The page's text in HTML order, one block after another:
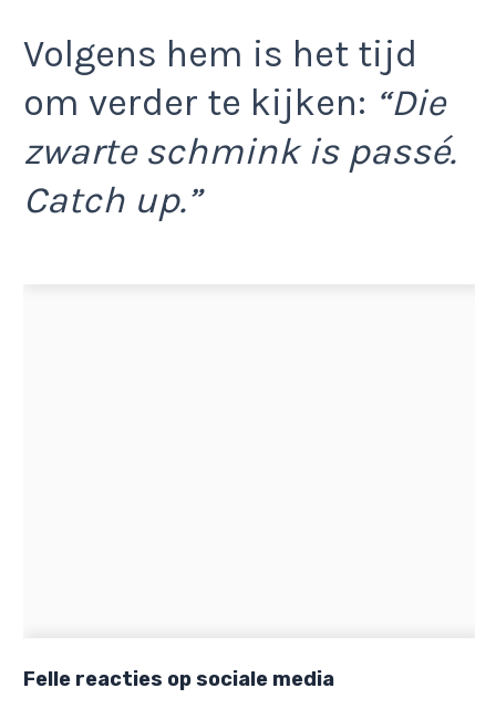
Volgens hem is het tijd
om verder te kijken: “Die
zwarte schmink is passé.
Catch up.”
Felle reacties op sociale media